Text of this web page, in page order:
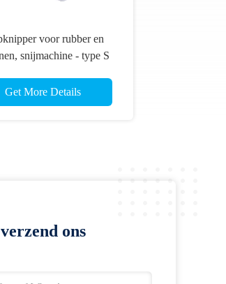
voor rubber en
snijmachine - type S
Get More Details
ons